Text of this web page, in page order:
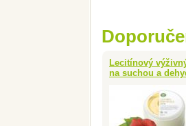
Lecitínový
na suchou a